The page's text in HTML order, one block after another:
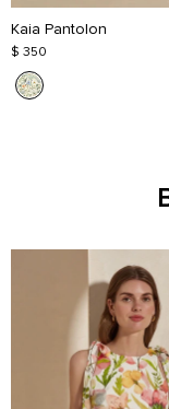
Kaia Pantolon
$ 350